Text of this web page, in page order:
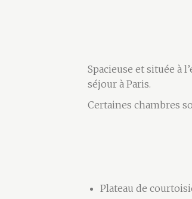
Spacieuse et située à
séjour à Paris.
Certaines chambres
Plateau de